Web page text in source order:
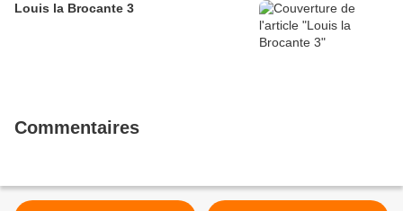
Louis la Brocante 3
Commentaires